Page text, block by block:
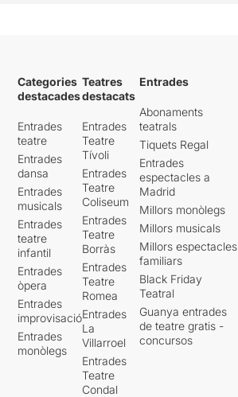
Categories
destacades
Entrades
teatre
Entrades
dansa
Entrades
musicals
Entrades
teatre
infantil
Entrades
òpera
Entrades
improvisació
Entrades
monòlegs
Teatres
destacats
Entrades
Teatre
Tívoli
Entrades
Teatre
Coliseum
Entrades
Teatre
Borràs
Entrades
Teatre
Romea
Entrades
La
Villarroel
Entrades
Teatre
Condal
Entrades
Abonaments
teatrals
Tiquets Regal
Entrades
espectacles a
Madrid
Millors monòlegs
Millors musicals
Millors espectacles
familiars
Black Friday
Teatral
Guanya entrades
de teatre gratis -
concursos